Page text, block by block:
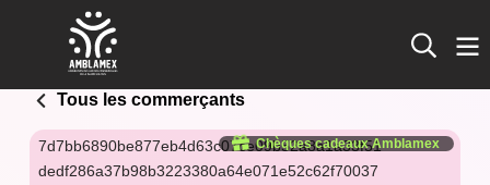
Tous les commerçants
Chèques cadeaux Amblamex
7d7bb6890be877eb4d63c07ce09b52a8a1a33f51
dedf286a37b98b3223380a64e071e52c62f70037